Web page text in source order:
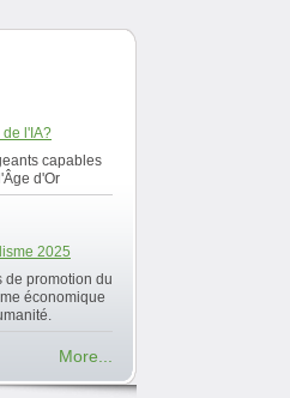
l'IA?
capables
d'Or
2025
de promotion du
économique
More...